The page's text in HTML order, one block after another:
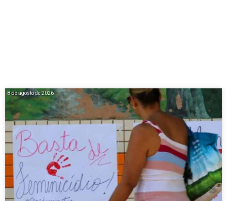
8 de agosto de 2026